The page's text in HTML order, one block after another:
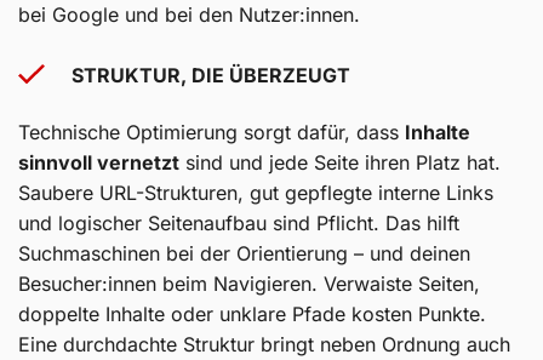
bei Google und bei den Nutzer:innen.
STRUKTUR, DIE ÜBERZEUGT
Technische Optimierung sorgt dafür, dass Inhalte
sinnvoll vernetzt sind und jede Seite ihren Platz hat.
Saubere URL-Strukturen, gut gepflegte interne Links
und logischer Seitenaufbau sind Pflicht. Das hilft
Suchmaschinen bei der Orientierung – und deinen
Besucher:innen beim Navigieren. Verwaiste Seiten,
doppelte Inhalte oder unklare Pfade kosten Punkte.
Eine durchdachte Struktur bringt neben Ordnung auch